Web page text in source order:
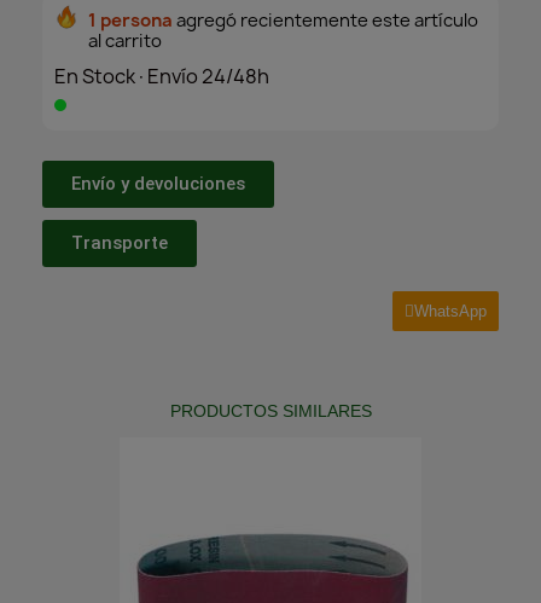
1 persona agregó recientemente este artículo
al carrito
En Stock·Envío 24/48h
Envío y devoluciones
Transporte
WhatsApp
PRODUCTOS SIMILARES